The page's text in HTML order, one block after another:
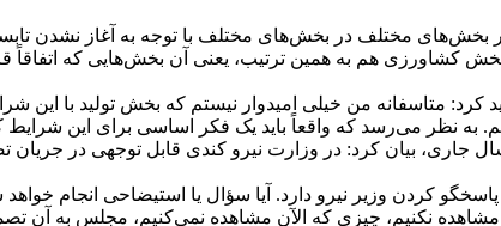
مختلف در بخش‌های مختلف با توجه به آغاز نشدن
کشاورزی هم به همین ترتیب، یعنی آن بخش‌هایی که اتفاقاً
متاسفانه من خیلی امیدوار نیستم که بخش تولید با این
به نظر می‌رسد که واقعاً باید یک فکر اساسی برای این شرایط
جاری، بیان کرد: در وزارت نیرو کندی قابل توجهی در
کردن وزیر نیرو دارد. آیا سؤال یا استیضاحی انجام
مشاهده نکنیم، چیزی که الآن مشاهده نمی‌کنیم، مجلس به آن